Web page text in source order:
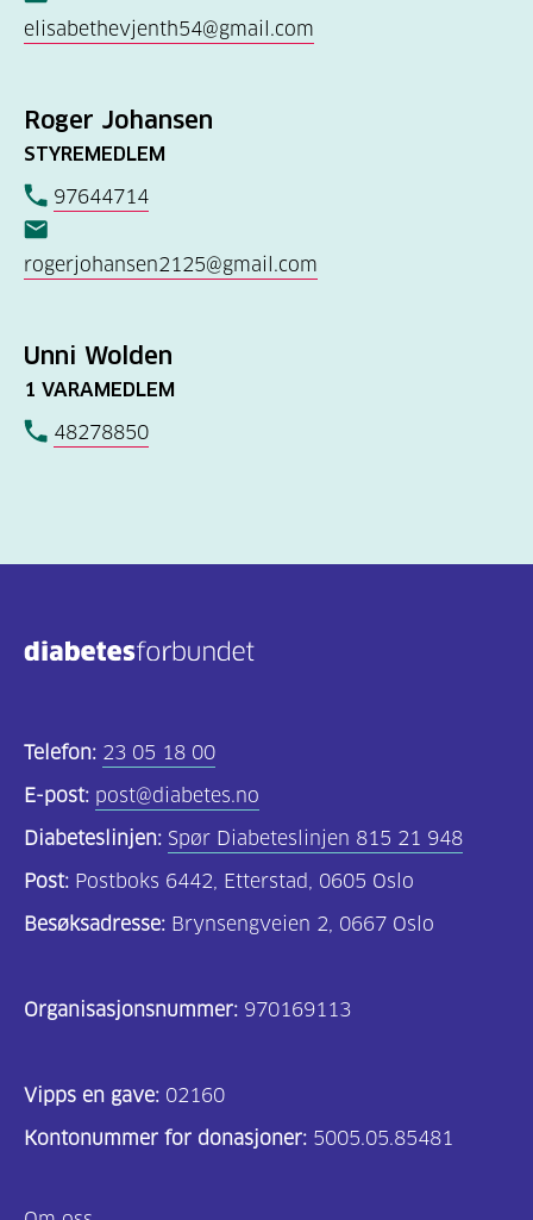
elisabethevjenth54@gmail.com
Roger Johansen
STYREMEDLEM
97644714
rogerjohansen2125@gmail.com
Unni Wolden
1 VARAMEDLEM
48278850
Telefon: 23 05 18 00
E-post: post@diabetes.no
Diabeteslinjen: Spør Diabeteslinjen 815 21 948
Post: Postboks 6442, Etterstad, 0605 Oslo
Besøksadresse: Brynsengveien 2, 0667 Oslo
Organisasjonsnummer: 970169113
Vipps en gave: 02160
Kontonummer for donasjoner: 5005.05.85481